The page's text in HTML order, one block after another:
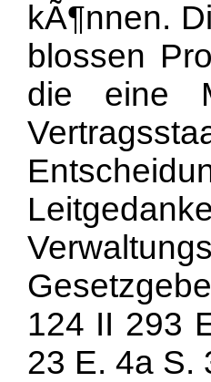
kÃ¶nnen.
blossen
die eine
124 II 293
23 E. 4a S.